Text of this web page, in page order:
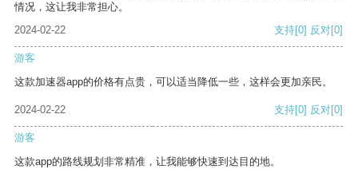
情况，这让我非常担心。
2024-02-22
支持[0] 反对[0]
游客
这款加速器app的价格有点贵，可以适当降低一些，这样会更加亲民。
2024-02-22 支持[0] 反对[0]
游客
这款app的路线规划非常精准，让我能够快速到达目的地。